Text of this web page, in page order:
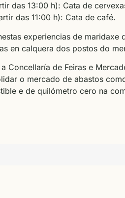
das 13:00 h): Cata de
das 11:00 h): Cata de café.
experiencias de
en calquera dos postos do
Concellaría de Feiras e
o mercado de abastos
e de quilómetro cero na